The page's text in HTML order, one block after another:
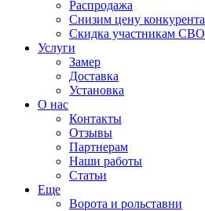
Распродажа
Снизим цену конкурента
Скидка участникам СВО
Услуги
Замер
Доставка
Установка
О нас
Контакты
Отзывы
Партнерам
Наши работы
Статьи
Еще
Ворота и рольставни